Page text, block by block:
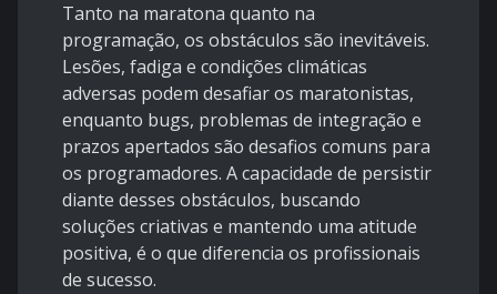
Tanto na maratona quanto na
programação, os obstáculos são inevitáveis.
Lesões, fadiga e condições climáticas
adversas podem desafiar os maratonistas,
enquanto bugs, problemas de integração e
prazos apertados são desafios comuns para
os programadores. A capacidade de persistir
diante desses obstáculos, buscando
soluções criativas e mantendo uma atitude
positiva, é o que diferencia os profissionais
de sucesso.